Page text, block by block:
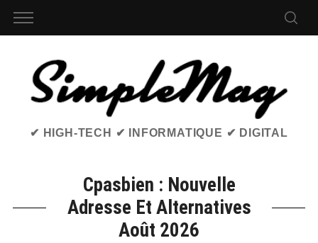
✔ HIGH-TECH ✔ INFORMATIQUE ✔ DIGITAL
Cpasbien : Nouvelle
Adresse Et Alternatives
Août 2026